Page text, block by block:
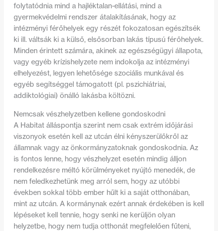
folytatódnia mind a hajléktalan-ellátási, mind a
gyermekvédelmi rendszer átalakításának, hogy az
intézményi férőhelyek egy részét fokozatosan egészítsék
ki ill. váltsák ki a külső, elsősorban lakás típusú férőhelyek.
Minden érintett számára, akinek az egészségügyi állapota,
vagy egyéb krízishelyzete nem indokolja az intézményi
elhelyezést, legyen lehetősége szociális munkával és
egyéb segítséggel támogatott (pl. pszichiátriai,
addiktológiai) önálló lakásba költözni.
Nemcsak vészhelyzetben kellene gondoskodni
A Habitat álláspontja szerint nem csak extrém időjárási
viszonyok esetén kell az utcán élni kényszerülőkről az
államnak vagy az önkormányzatoknak gondoskodnia. Az
is fontos lenne, hogy vészhelyzet esetén mindig álljon
rendelkezésre méltó körülményeket nyújtó menedék, de
nem feledkezhetünk meg arról sem, hogy az utóbbi
években sokkal több ember hűlt ki a saját otthonában,
mint az utcán. A kormánynak ezért annak érdekében is kell
lépéseket kell tennie, hogy senki ne kerüljön olyan
helyzetbe, hogy nem tudja otthonát megfelelően fűteni,